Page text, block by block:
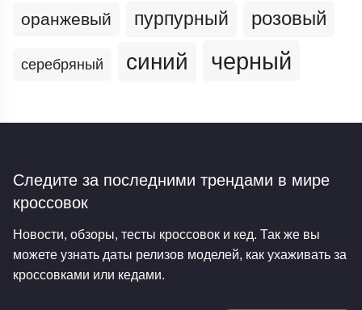
оранжевый пурпурный розовый
серебряный синий черный
Следите за последними трендами в мире
кроссовок
Новости, обзоры, тесты кроссовок и кед. Так же вы
можете узнать даты релизов моделей, как ухаживать за
кроссовками или кедами.